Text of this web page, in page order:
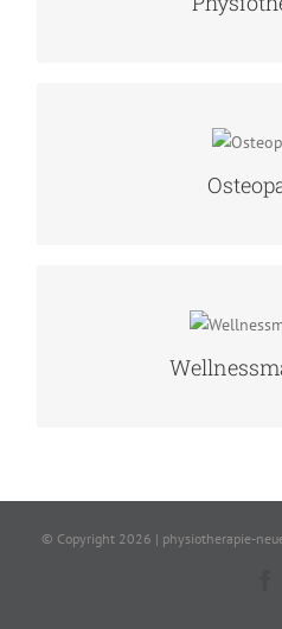
MEHR
MEHR
MEHR
© Copyright 2026 | physiotherapie-